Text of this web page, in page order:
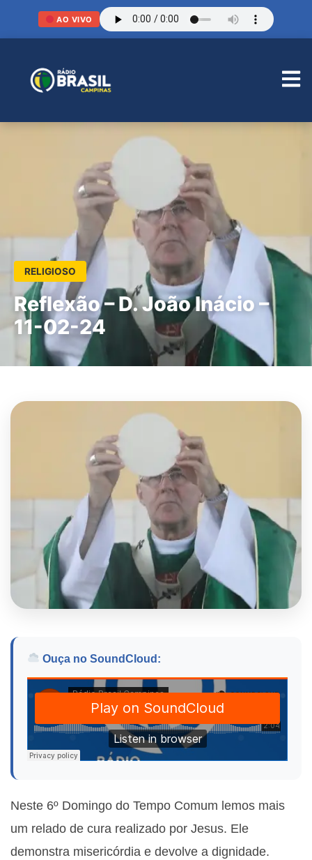
AO VIVO
RELIGIOSO
Reflexão – D. João Inácio –
11-02-24
Ouça no SoundCloud:
Neste 6º Domingo do Tempo Comum lemos mais
um relado de cura realizado por Jesus. Ele
demonstra misericórdia e devolve a dignidade.